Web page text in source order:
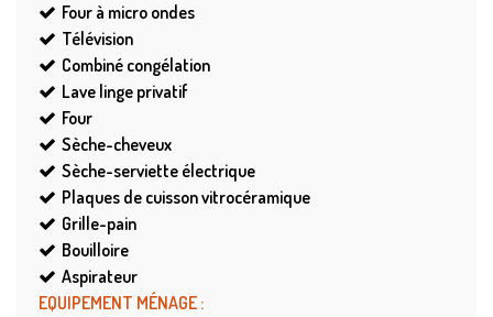
Four à micro ondes
Télévision
Combiné congélation
Lave linge privatif
Four
Sèche-cheveux
Sèche-serviette électrique
Plaques de cuisson vitrocéramique
Grille-pain
Bouilloire
Aspirateur
EQUIPEMENT MÉNAGE :